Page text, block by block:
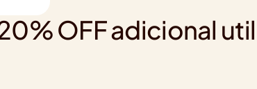
OFF adicional